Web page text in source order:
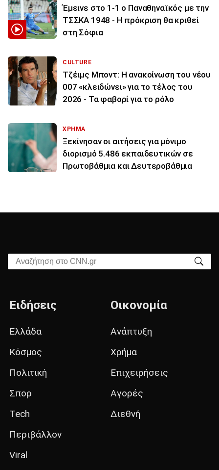
Έμεινε στο 1-1 ο Παναθηναϊκός με την
ΤΣΣΚΑ 1948 - Η πρόκριση θα κριθεί
στη Σόφια
CULTURE
Τζέιμς Μποντ: Η ανακοίνωση του νέου
007 «κλειδώνει» για το τέλος του
2026 - Τα φαβορί για το ρόλο
ΧΡΗΜΑ
Ξεκίνησαν οι αιτήσεις για μόνιμο
διορισμό 5.486 εκπαιδευτικών σε
Πρωτοβάθμια και Δευτεροβάθμια
Αναζήτηση στο CNN.gr
Ειδήσεις
Ελλάδα
Κόσμος
Πολιτική
Σπορ
Tech
Περιβάλλον
Viral
Οικονομία
Ανάπτυξη
Χρήμα
Επιχειρήσεις
Αγορές
Διεθνή